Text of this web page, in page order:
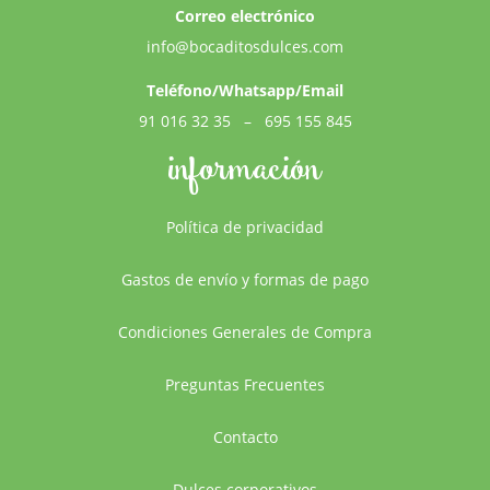
información
Política de privacidad
Gastos de envío y formas de pago
Condiciones Generales de Compra
Preguntas Frecuentes
Contacto
Correo electrónico
info@bocaditosdulces.com
Teléfono/Whatsapp/Email
91 016 32 35
– 695 155 845